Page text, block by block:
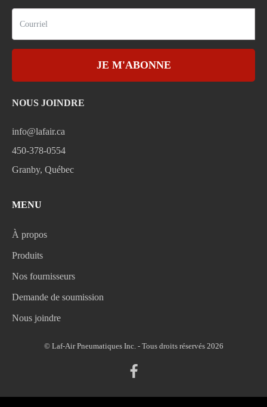
JE M'ABONNE
NOUS JOINDRE
info@lafair.ca
450-378-0554
Granby, Québec
MENU
À propos
Produits
Nos fournisseurs
Demande de soumission
Nous joindre
© Laf-Air Pneumatiques Inc. - Tous droits réservés 2026